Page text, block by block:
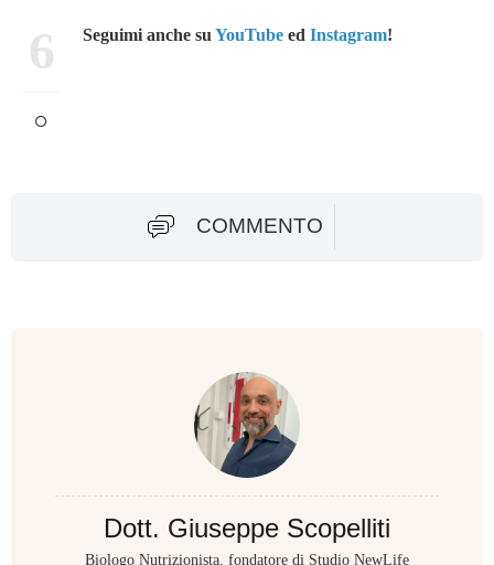
6 Seguimi anche su YouTube ed Instagram!
COMMENTO
Dott. Giuseppe Scopelliti
Biologo Nutrizionista, fondatore di Studio NewLife